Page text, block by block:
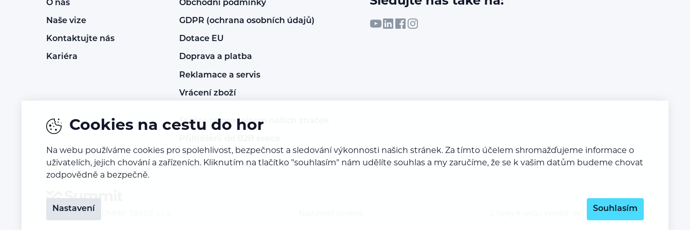
O nás
Naše vize
Kontaktujte nás
Kariéra
Obchodní podmínky
GDPR (ochrana osobních údajů)
Dotace EU
Doprava a platba
Reklamace a servis
Vrácení zboží
Staňte se prodejcem našich značek
Cookies na cestu do hor
Na webu používáme cookies pro spolehlivost, bezpečnost a sledování výkonnosti našich stránek. Za tímto účelem shromažďujeme informace o
uživatelích, jejich chování a zařízeních. Kliknutím na tlačítko "souhlasím" nám udělíte souhlas a my zaručíme, že se k vašim datům budeme chovat
zodpovědně a bezpečně.
Nastavení Souhlasím